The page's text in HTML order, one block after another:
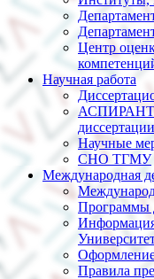
Центр
Научная работа
диссертации
Научные
СНО ТГМУ
Международная
Программы
Правила